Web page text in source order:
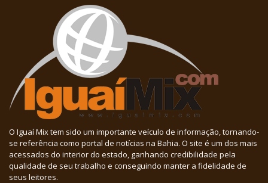
O Iguaí Mix tem sido um importante veículo de informação, tornando-
se referência como portal de notícias na Bahia. O site é um dos mais
acessados do interior do estado, ganhando credibilidade pela
qualidade de seu trabalho e conseguindo manter a fidelidade de
seus leitores.